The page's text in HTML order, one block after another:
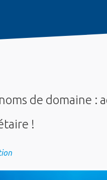
de domaine :
!